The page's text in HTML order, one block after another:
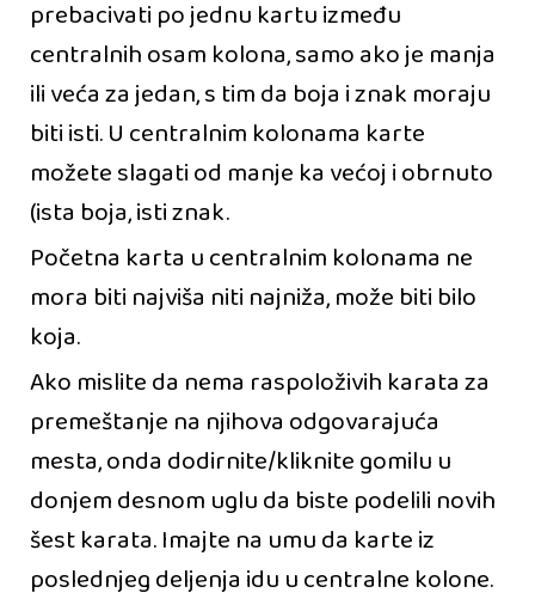
prebacivati po jednu kartu između
centralnih osam kolona, samo ako je manja
ili veća za jedan, s tim da boja i znak moraju
biti isti. U centralnim kolonama karte
možete slagati od manje ka većoj i obrnuto
(ista boja, isti znak.
Početna karta u centralnim kolonama ne
mora biti najviša niti najniža, može biti bilo
koja.
Ako mislite da nema raspoloživih karata za
premeštanje na njihova odgovarajuća
mesta, onda dodirnite/kliknite gomilu u
donjem desnom uglu da biste podelili novih
šest karata. Imajte na umu da karte iz
poslednjeg deljenja idu u centralne kolone.